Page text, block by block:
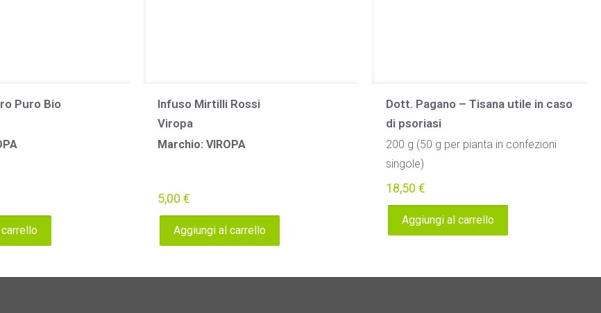
Puro Bio
Infuso Mirtilli Rossi
Viropa
Marchio: VIROPA
5,00 €
Aggiungi al carrello
Dott. Pagano – Tisana utile in caso
di psoriasi
200 g (50 g per pianta in confezioni
singole)
18,50 €
Aggiungi al carrello